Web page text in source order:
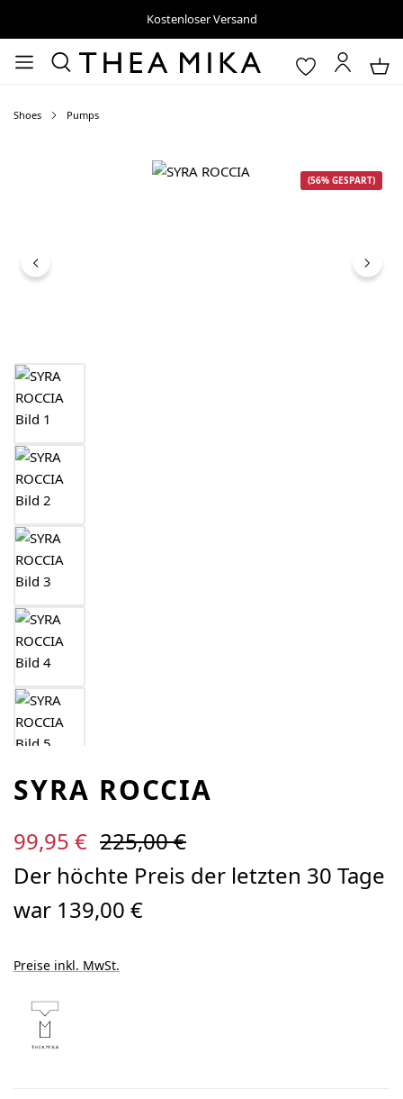
Kostenloser Versand
Shoes Pumps
Bildergalerie überspringen
(56% GESPART)
SYRA ROCCIA
Verkaufspreis:
99,95 € Regulärer Preis:
225,00 €
Der höchte Preis der letzten 30 Tage
war 139,00 €
Preise inkl. MwSt.